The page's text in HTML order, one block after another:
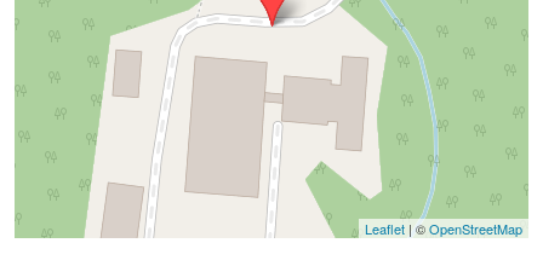
Leaflet | ©OpenStreetMap